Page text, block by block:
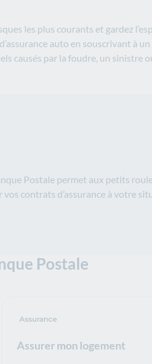
les plus courants et gardez
auto en souscrivant à
causés par la foudre, un sinistre
Postale permet aux petits
contrats d’assurance à votre
Postale
Assurer mon logement
Assurance